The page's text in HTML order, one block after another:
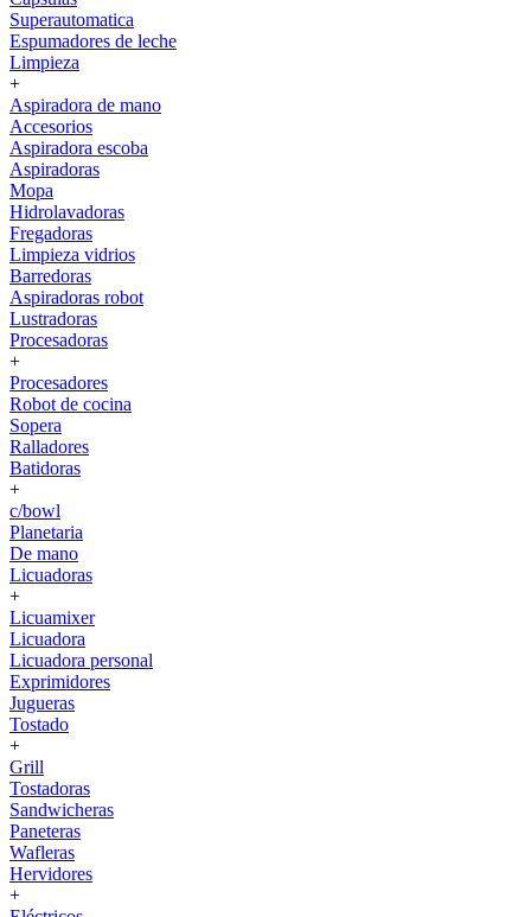
Superautomatica
Espumadores de leche
Limpieza
+
Aspiradora de mano
Accesorios
Aspiradora escoba
Aspiradoras
Mopa
Hidrolavadoras
Fregadoras
Limpieza vidrios
Barredoras
Aspiradoras robot
Lustradoras
Procesadoras
+
Procesadores
Robot de cocina
Sopera
Ralladores
Batidoras
+
c/bowl
Planetaria
De mano
Licuadoras
+
Licuamixer
Licuadora
Licuadora personal
Exprimidores
Jugueras
Tostado
+
Grill
Tostadoras
Sandwicheras
Paneteras
Wafleras
Hervidores
+